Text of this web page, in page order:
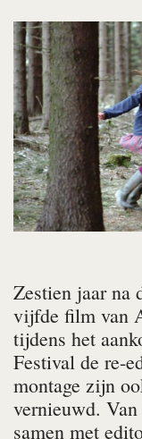
Zestien jaar na
vijfde film van
tijdens het
Festival de re-
montage zijn
vernieuwd.
samen met